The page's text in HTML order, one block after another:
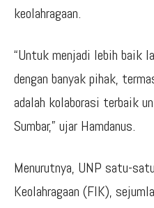
keolahragaan.
“Untuk menjadi lebih baik
dengan banyak pihak,
adalah kolaborasi terbaik
Sumbar,” ujar Hamdanus.
Menurutnya, UNP satu-
Keolahragaan (FIK),